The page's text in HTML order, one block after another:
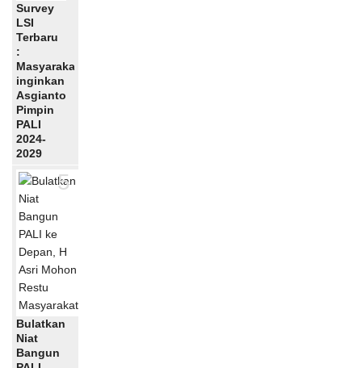
Survey
LSI
Terbaru
:
Masyarakat
inginkan
Asgianto
Pimpin
PALI
2024-
2029
Bulatkan
Niat
Bangun
5